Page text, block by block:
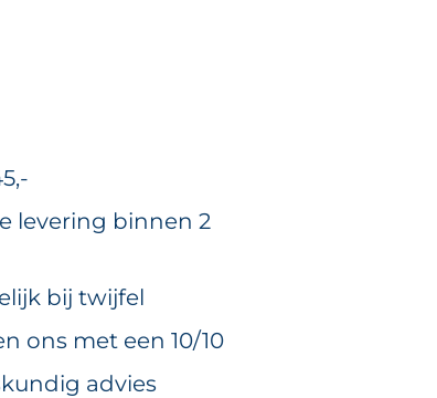
levering binnen 2
bij twijfel
ons met een 10/10
advies